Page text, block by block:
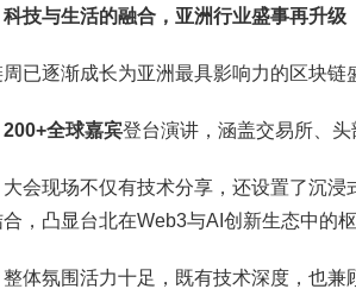
技与生活的融合，亚洲行业盛事再升级
已逐渐成长为亚洲最具影响力的区块
200+全球嘉宾登台演讲，涵盖交易所、
仅有技术分享，还设置了沉浸式体
，凸显台北在Web3与AI创新生态中的
力十足，既有技术深度，也兼顾参